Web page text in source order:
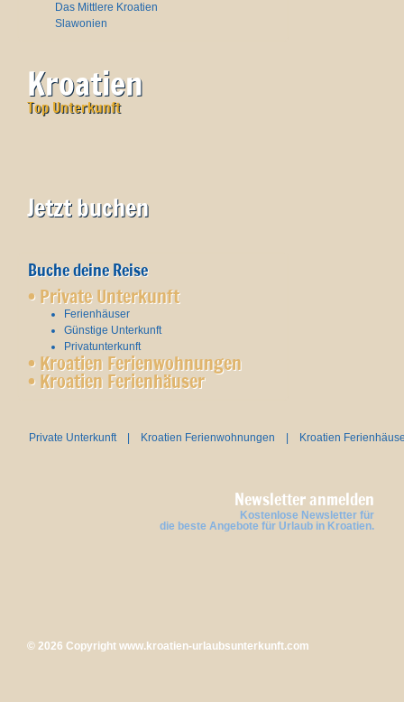
Das Mittlere Kroatien
Slawonien
Kroatien
Top Unterkunft
Jetzt buchen
Buche deine Reise
• Private Unterkunft
Ferienhäuser
Günstige Unterkunft
Privatunterkunft
• Kroatien Ferienwohnungen
• Kroatien Ferienhäuser
Private Unterkunft| Kroatien Ferienwohnungen Kroatien
Newsletter anmelden
Kostenlose Newsletter für
die beste Angebote für Urlaub in Kroatien.
© 2026 Copyright www.kroatien-urlaubsunterkunft.com